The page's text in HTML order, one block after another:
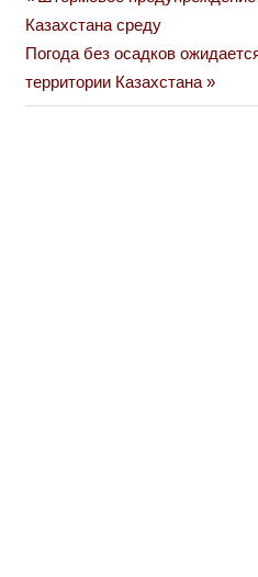
по
записям
Post:
Казахстана среду
Next
Post:
Погода без осадков
территории Казахстана